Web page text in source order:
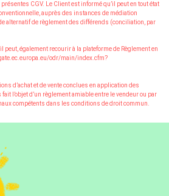
CGV. Le Client est informé qu’il peut en tout état
auprès des instances de médiation
alternatif de règlement des différends (conciliation, par
peut, également recourir à la plateforme de Règlement en
odr/main/index.cfm?
d’achat et de vente conclues en application des
l’objet d’un règlement amiable entre le vendeur ou par
compétents dans les conditions de droit commun.